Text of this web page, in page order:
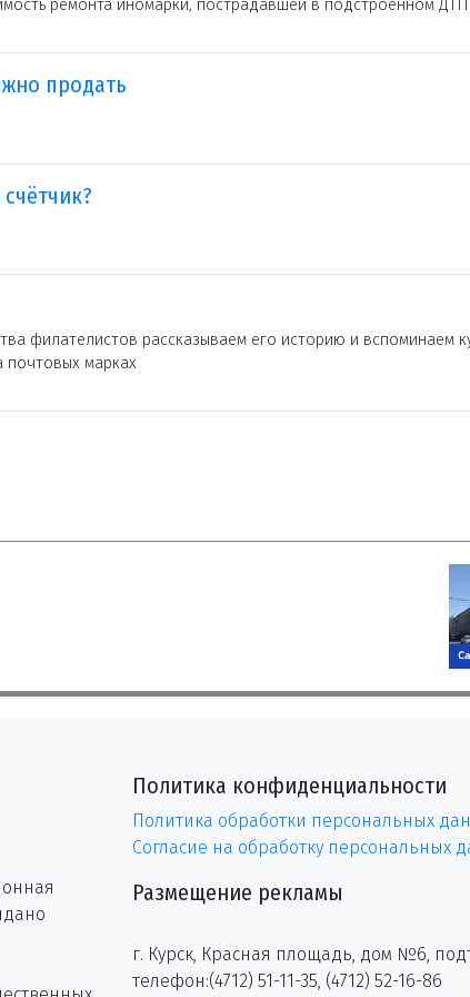
ремонта иномарки, пострадавшей в подстроенном ДТП
продать
филателистов рассказываем его историю и вспоминаем
почтовых марках
Политика конфиденциальности
Политика обработки персональных
Согласие на обработку персональных
Размещение рекламы
г. Курск, Красная площадь, дом №6,
телефон:(4712) 51-11-35, (4712) 52-16-86